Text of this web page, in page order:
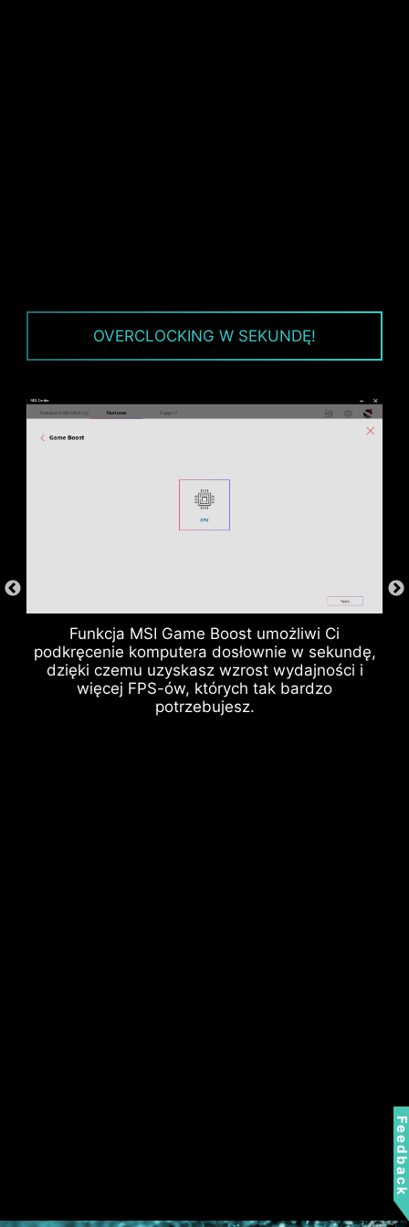
OVERCLOCKING W SEKUNDĘ!
Funkcja MSI Game Boost umożliwi Ci
podkręcenie komputera dosłownie w sekundę,
dzięki czemu uzyskasz wzrost wydajności i
więcej FPS-ów, których tak bardzo
potrzebujesz.
Procesor / Układ scalony zasilania PWM
Gniazda pamięci DDR